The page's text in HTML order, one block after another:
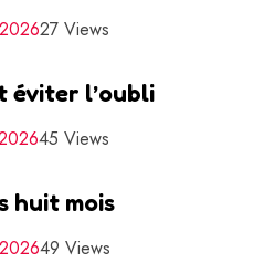
27 Views
éviter l’oubli
45 Views
huit mois
49 Views